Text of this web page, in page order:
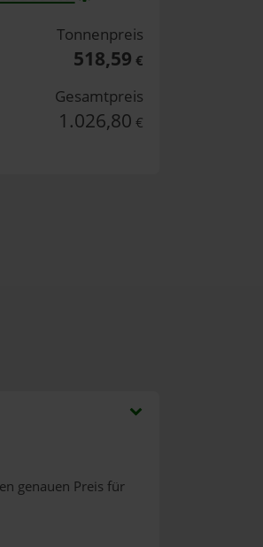
Tonnenpreis
518,59 €
Gesamtpreis
1.026,80 €
genauen Preis für